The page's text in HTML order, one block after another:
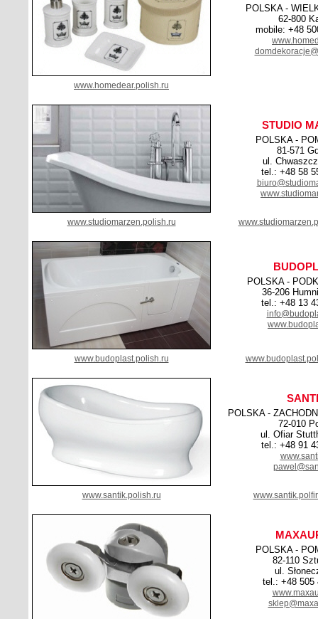
POLSKA -
62-800
mobile: +48
www.homedear.polish.ru
STUDIO
POLSKA -
81-571
ul.
tel.: +48 58
www.studiomarzen.polish.ru
POLSKA -
36-206
tel.: +48 13
www.budoplast.polish.ru
POLSKA -
72-010
ul. Ofiar
tel.: +48 91
www.santik.polish.ru
POLSKA -
82-110
ul.
tel.: +48 505